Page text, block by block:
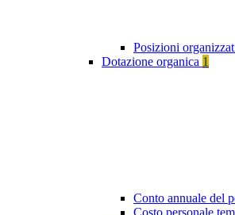
Posizioni
Dotazione organica 1
Conto annuale del